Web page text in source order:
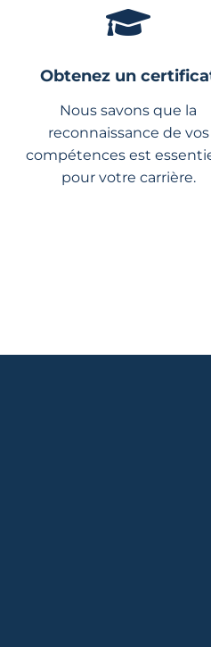
Obtenez un
Nous savons que la
reconnaissance de vos
compétences est
pour votre carrière.